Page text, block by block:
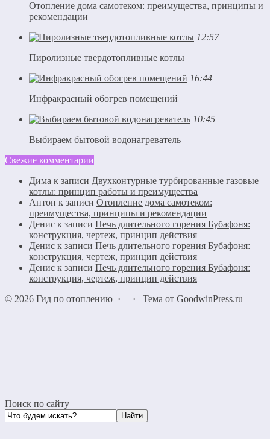
Отопление дома самотеком: преимущества, принципы и
рекомендации
12:57
Пиролизные твердотопливные котлы
16:44
Инфракрасный обогрев помещений
10:45
Выбираем бытовой водонагреватель
Свежие комментарии
Дима к записи Двухконтурные турбированные газовые
котлы: принцип работы и преимущества
Антон к записи Отопление дома самотеком:
преимущества, принципы и рекомендации
Денис к записи Печь длительного горения Бубафоня:
конструкция, чертеж, принцип действия
Денис к записи Печь длительного горения Бубафоня:
конструкция, чертеж, принцип действия
Денис к записи Печь длительного горения Бубафоня:
конструкция, чертеж, принцип действия
© 2026 Гид по отоплению · · Тема от GoodwinPress.ru
Поиск по сайту